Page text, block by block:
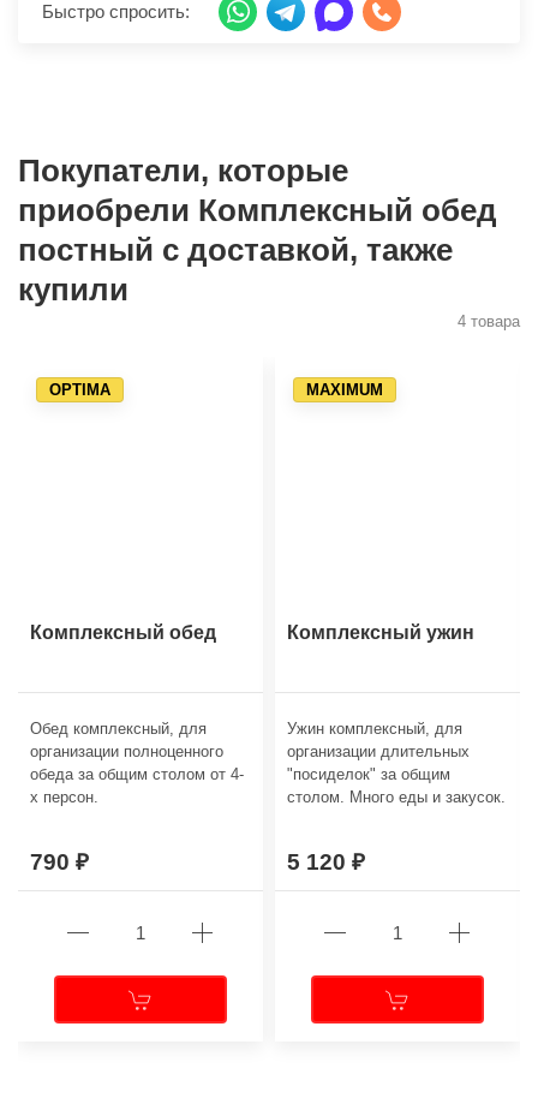
Быстро спросить:
Покупатели, которые
приобрели Комплексный обед
постный с доставкой, также
купили
4 товара
OPTIMA
Комплексный обед
Обед комплексный, для
организации полноценного
обеда за общим столом от 4-
х персон.
790
MAXIMUM
Комплексный ужин
Ужин комплексный, для
организации длительных
"посиделок" за общим
столом. Много еды и закусок.
5 120